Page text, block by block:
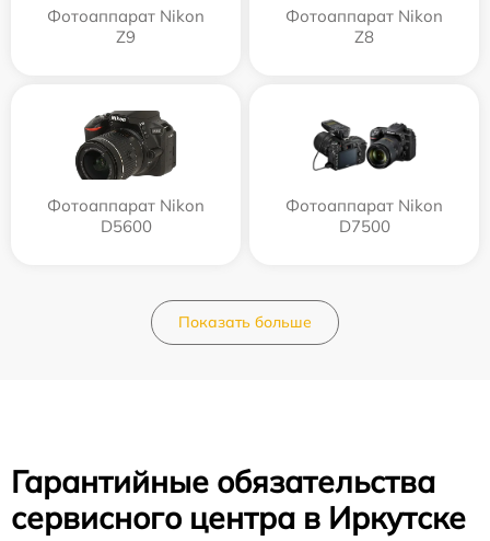
Фотоаппарат Nikon
Z9
Фотоаппарат Nikon
Z8
Фотоаппарат Nikon
D5600
Фотоаппарат Nikon
D7500
Показать больше
Гарантийные обязательства
сервисного центра в Иркутске